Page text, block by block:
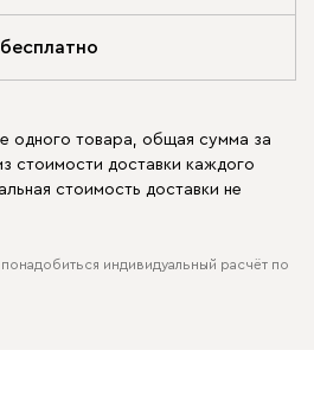
бесплатно
одного товара, общая сумма за
стоимости доставки каждого
стоимость доставки не
индивидуальный расчёт по